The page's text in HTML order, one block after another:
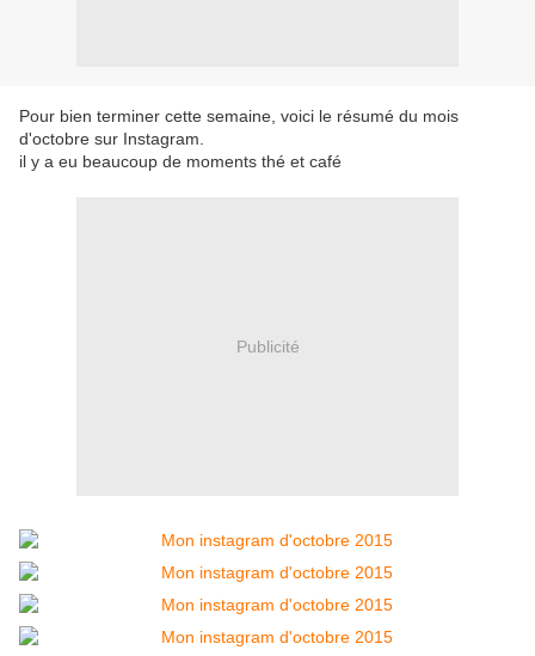
Pour bien terminer cette semaine, voici le résumé du mois
d'octobre sur Instagram.
il y a eu beaucoup de moments thé et café
Publicité